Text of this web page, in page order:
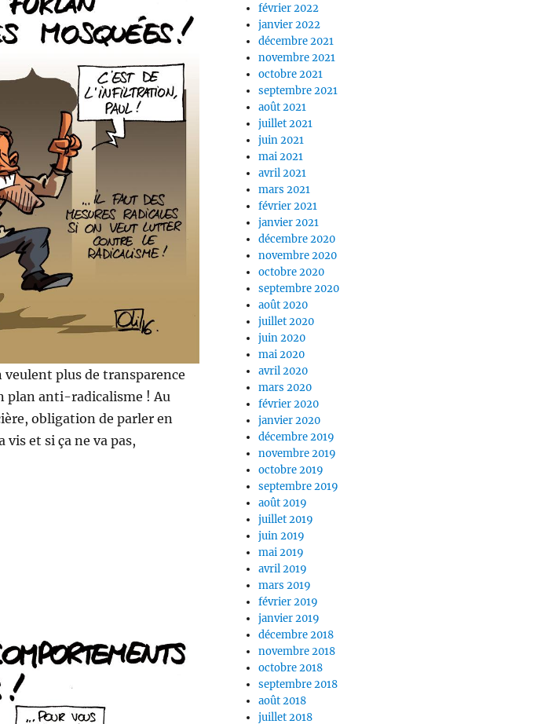
plus de transparence
plan anti-radicalisme ! Au
obligation de parler en
et si ça ne va pas,
février 2022
janvier 2022
décembre 2021
novembre 2021
octobre 2021
septembre 2021
août 2021
juillet 2021
juin 2021
mai 2021
avril 2021
mars 2021
février 2021
janvier 2021
décembre 2020
novembre 2020
octobre 2020
septembre 2020
août 2020
juillet 2020
juin 2020
mai 2020
avril 2020
mars 2020
février 2020
janvier 2020
décembre 2019
novembre 2019
octobre 2019
septembre 2019
août 2019
juillet 2019
juin 2019
mai 2019
avril 2019
mars 2019
février 2019
janvier 2019
décembre 2018
novembre 2018
octobre 2018
septembre 2018
août 2018
juillet 2018